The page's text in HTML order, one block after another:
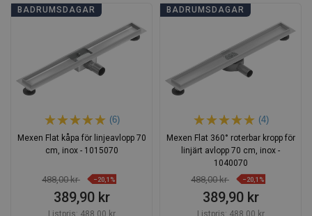
BADRUMSDAGAR
(6)
Mexen Flat kåpa för linjeavlopp 70
cm, inox - 1015070
488,00 kr −20,1%
389,90 kr
Listpris: 488,00 kr
BADRUMSDAGAR
(4)
Mexen Flat 360° roterbar kropp för
linjärt avlopp 70 cm, inox -
1040070
488,00 kr −20,1%
389,90 kr
Listpris: 488,00 kr